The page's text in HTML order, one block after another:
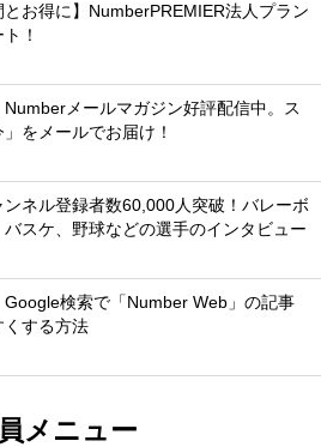
とお得に】NumberPREMIER法人プラン
！
Numberメールマガジン好評配信中。ス
をメールでお届け！
ンネル登録者数60,000人突破！バレーボ
バスケ、野球などの選手のインタビュー
Google検索で「Number Web」の記事
くする方法
メニュー